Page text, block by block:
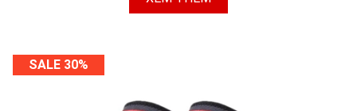
SALE 30%